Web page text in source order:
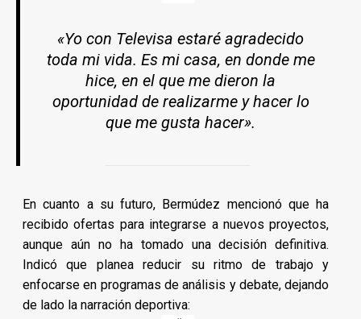
«Yo con Televisa estaré agradecido
toda mi vida. Es mi casa, en donde me
hice, en el que me dieron la
oportunidad de realizarme y hacer lo
que me gusta hacer».
En cuanto a su futuro, Bermúdez mencionó que ha
recibido ofertas para integrarse a nuevos proyectos,
aunque aún no ha tomado una decisión definitiva.
Indicó que planea reducir su ritmo de trabajo y
enfocarse en programas de análisis y debate, dejando
de lado la narración deportiva: